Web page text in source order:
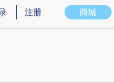
意图存在偏差。不代表财新观
商城
注册